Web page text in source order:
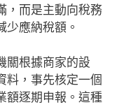
，而是主動向稅務
少應納稅額。
關根據商家的設
料，事先核定一個
額逐期申報。這種